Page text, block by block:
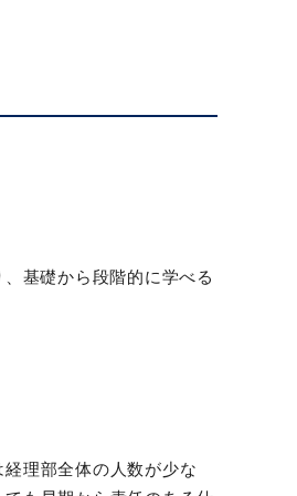
基礎から段階的に学べる
理部全体の人数が少な